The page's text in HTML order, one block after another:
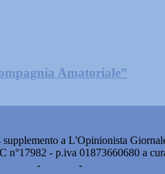
Amatoriale”
a L'Opinionista
n°17982 - p.iva 01873660680 a
- -